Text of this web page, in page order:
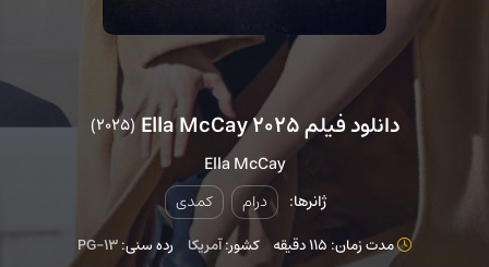
دانلود فیلم Ella McCay 2025 (2025)
Ella McCay
ژانرها: درام کمدی
مدت زمان: 115 دقیقه کشور:آمریکا رده سنی:PG-13